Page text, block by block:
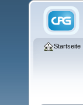
Startseite